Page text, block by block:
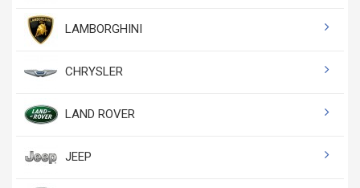
LAMBORGHINI
CHRYSLER
LAND ROVER
JEEP